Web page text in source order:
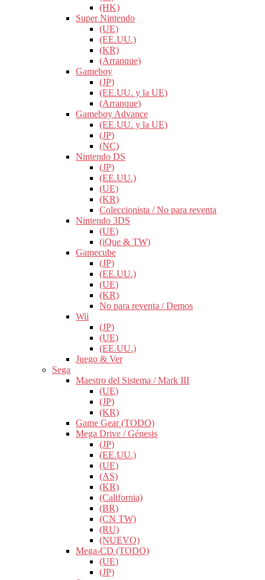
(HK)
Super Nintendo
(UE)
(EE.UU.)
(KR)
(Arranque)
Gameboy
(JP)
(EE.UU. y la UE)
(Arranque)
Gameboy Advance
(EE.UU. y la UE)
(JP)
(NC)
Nintendo DS
(JP)
(EE.UU.)
(UE)
(KR)
Coleccionista / No para reventa
Nintendo 3DS
(UE)
(iQue & TW)
Gamecube
(JP)
(EE.UU.)
(UE)
(KR)
No para reventa / Demos
Wii
(JP)
(UE)
(EE.UU.)
Juego & Ver
Sega
Maestro del Sistema / Mark III
(UE)
(JP)
(KR)
Game Gear (TODO)
Mega Drive / Génesis
(JP)
(EE.UU.)
(UE)
(AS)
(KR)
(California)
(BR)
(CN TW)
(RU)
(NUEVO)
Mega-CD (TODO)
(UE)
(JP)